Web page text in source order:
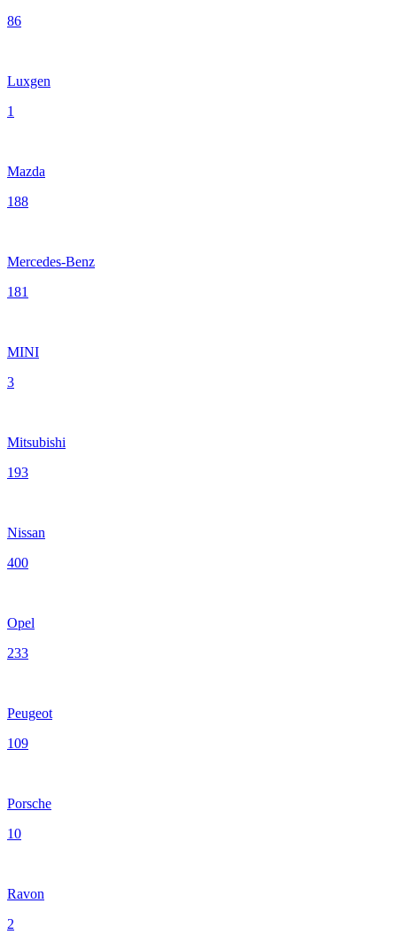
86
Luxgen
1
Mazda
188
Mercedes-Benz
181
MINI
3
Mitsubishi
193
Nissan
400
Opel
233
Peugeot
109
Porsche
10
Ravon
2